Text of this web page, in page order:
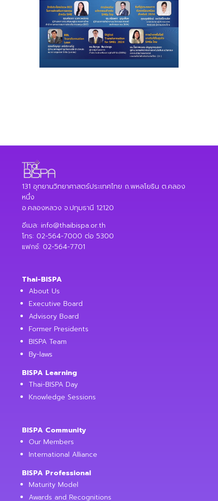
131 อุทยานวิทยาศาสตร์ประเทศไทย ถ.พหลโยธิน ต.คลอง
หนึ่ง
อ.คลองหลวง จ.ปทุมธานี 12120
อีเมล: info@thaibispa.or.th
โทร: 02-564-7000 ต่อ 5300
แฟกซ์: 02-564-7701
Thai-BISPA
About Us
Executive Board
Advisory Board
Former Presidents
BISPA Team
By-laws
BISPA Learning
Thai-BISPA Day
Knowledge Sessions
BISPA Community
Our Members
International Alliance
BISPA Professional
Maturity Model
Awards and Recognitions